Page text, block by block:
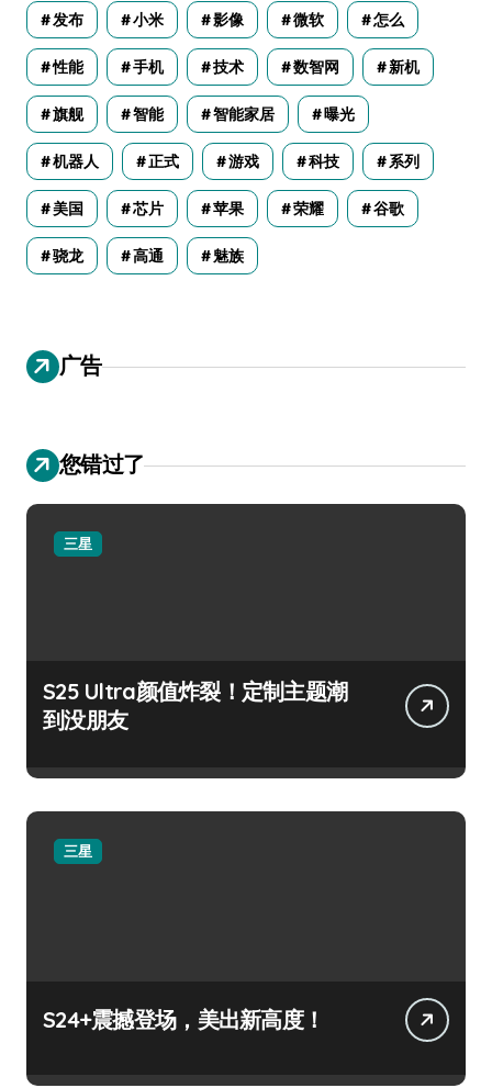
发布 小米 影像 微软 怎么
性能 手机 技术 数智网 新机
旗舰 智能 智能家居 曝光
机器人 正式 游戏 科技 系列
美国 芯片 苹果 荣耀 谷歌
骁龙 高通 魅族
广告
您错过了
三星
S25 Ultra颜值炸裂！定制主题潮
到没朋友
三星
S24+震撼登场，美出新高度！